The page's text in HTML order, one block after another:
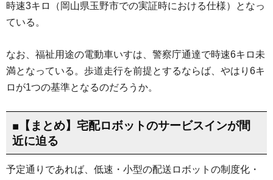
時速3キロ（岡山県玉野市での実証時における仕様）となっ
ている。
なお、福祉用途の電動車いすは、警察庁通達で時速6キロ未
満となっている。歩道走行を前提とするならば、やはり6キ
ロが1つの基準となるのだろうか。
■【まとめ】宅配ロボットのサービスインが間
近に迫る
予定通りであれば、低速・小型の配送ロボットの制度化・